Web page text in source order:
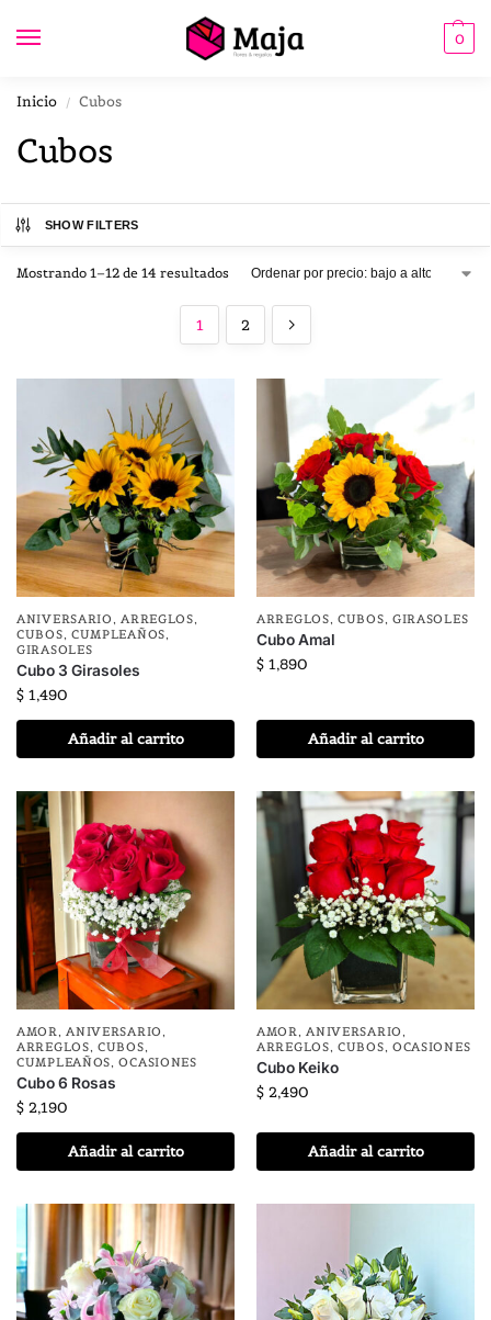
0
Inicio / Cubos
Cubos
SHOW FILTERS
Mostrando 1–12 de 14 resultados
1 2
ANIVERSARIO ARREGLOS
CUBOS CUMPLEAÑOS
GIRASOLES
Cubo 3 Girasoles
$ 1,490
Añadir al carrito
ARREGLOS ,CUBOS GIRASOLES
Cubo Amal
$ 1,890
Añadir al carrito
AMOR ANIVERSARIO
ARREGLOS ,CUBOS
CUMPLEAÑOS ,OCASIONES
Cubo 6 Rosas
$ 2,190
Añadir al carrito
AMOR ANIVERSARIO
ARREGLOS ,CUBOS OCASIONES
Cubo Keiko
$ 2,490
Añadir al carrito